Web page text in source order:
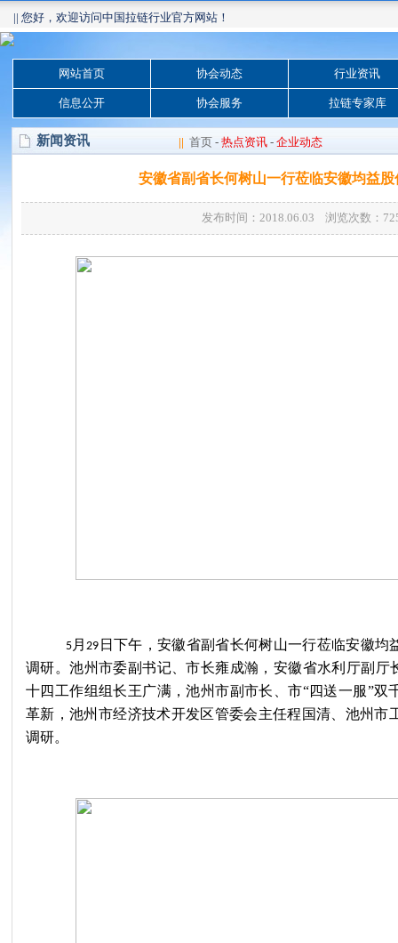
|| 您好，欢迎访问中国拉链行业官方网站！
网站首页 协会动态 行业资讯
信息公开 协会服务 拉链专家库
新闻资讯 || 首页 -热点资讯 -企业动态
安徽省副省长何树山一行莅临安徽均益
发布时间：2018.06.03 浏览次数：
5月 29 日下午，安徽省副省长何树山一行莅临安徽均
调研。池州市委副书记、市长雍成瀚，安徽省水利厅副厅
十四工作组组长王广满，池州市副市长、市“四送一服”双
革新，池州市经济技术开发区管委会主任程国清、池州市
调研。